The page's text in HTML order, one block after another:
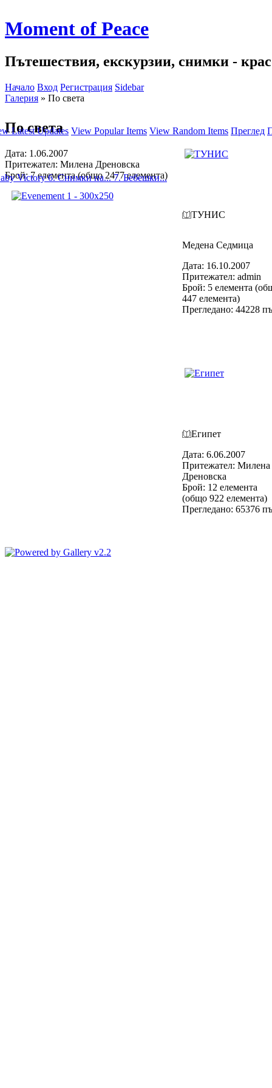
Moment of Peace
Пътешествия, екскурзии, снимки -
Начало Вход Регистрация Sidebar
Галерия » По света
По света
Дата: 1.06.2007
Притежател: Милена Дреновска
Брой: 7 елемента (общо 2477 елемента)
ТУНИС
Медена Седмица
Дата: 16.10.2007
Притежател: admin
Брой: 5 елемента
447 елемента)
Прегледано: 44228
Египет
Дата: 6.06.2007
Притежател: Милена
Дреновска
Брой: 12 елемента
(общо 922 елемента)
Прегледано: 65376
Latest Updates View Popular Items View Random Items Преглед
Victory6. Снимки на...7. Бебешки...